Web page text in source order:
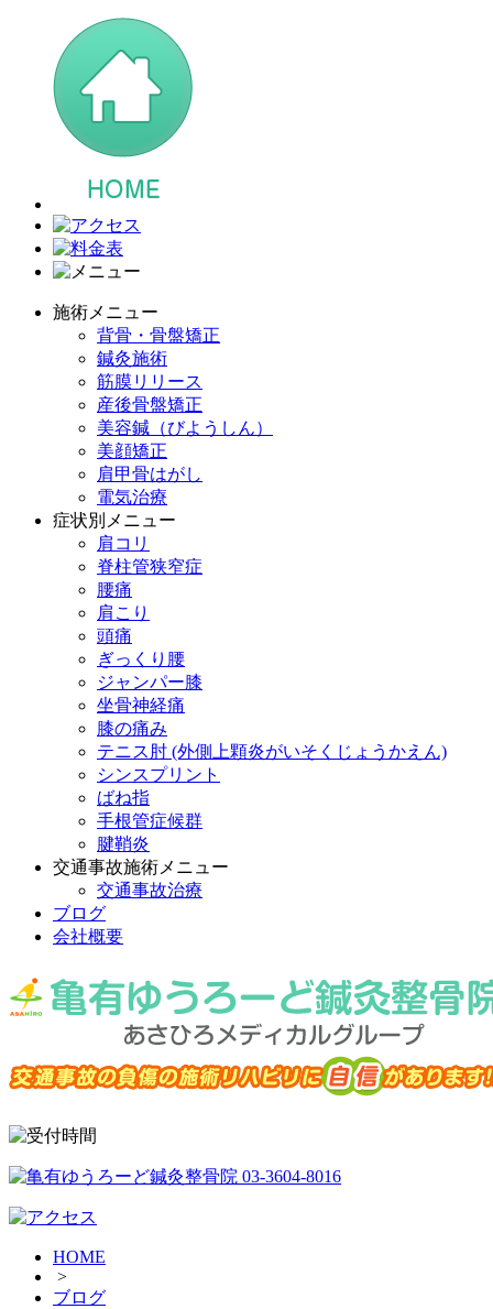
施術メニュー
背骨・骨盤矯正
鍼灸施術
筋膜リリース
産後骨盤矯正
美容鍼（びようしん）
美顔矯正
肩甲骨はがし
電気治療
症状別メニュー
肩コリ
脊柱管狭窄症
腰痛
肩こり
頭痛
ぎっくり腰
ジャンパー膝
坐骨神経痛
膝の痛み
テニス肘 (外側上顆炎がいそくじょうかえん)
シンスプリント
ばね指
手根管症候群
腱鞘炎
交通事故施術メニュー
交通事故治療
ブログ
会社概要
HOME
>
ブログ